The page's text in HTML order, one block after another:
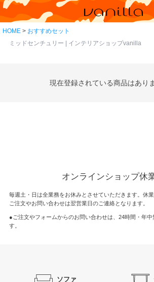
HOME
おすすめセット
ミッドセンチュリー | インテリアショップvanilla
現在登録されている商品はあり
オンラインショップ休
毎週土・日は全業務をお休みとさせていただきます。休
ご注文やお問い合わせは翌営業日のご連絡となります。
●ご注文やフォームからのお問い合わせは、 24時間・年中
す。
ソファ